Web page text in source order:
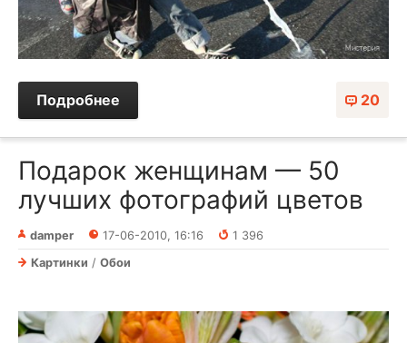
20
Подробнее
Подарок женщинам — 50
лучших фотографий цветов
damper 17-06-2010, 16:16
1 396
Картинки / Обои